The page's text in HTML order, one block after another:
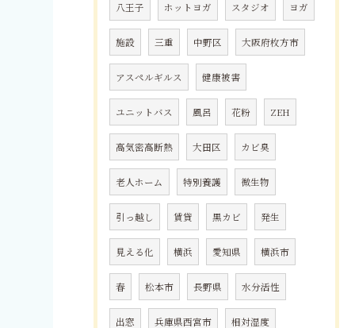
八王子 ホットヨガ スタジオ ヨガ
施設 三重 中野区 大阪府枚方市
アスペルギルス 健康被害
ユニットバス 風呂 花粉 ZEH
高気密高断熱 大田区 カビ臭
老人ホーム 特別養護 微生物
引っ越し 賃貸 黒カビ 発生
見える化 横浜 愛知県 横浜市
春 松本市 長野県 水分活性
出窓 兵庫県西宮市 相対湿度